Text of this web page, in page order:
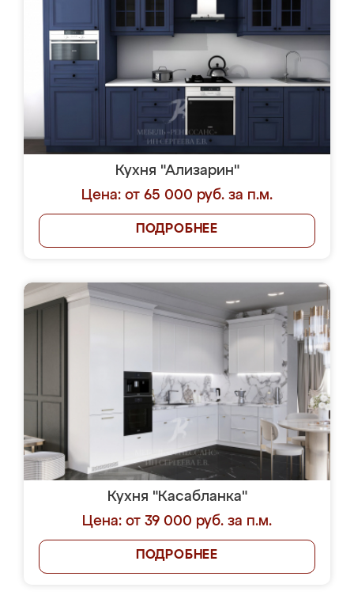
Кухня "Ализарин"
Цена: от 65 000 руб. за п.м.
ПОДРОБНЕЕ
Кухня "Касабланка"
Цена: от 39 000 руб. за п.м.
ПОДРОБНЕЕ